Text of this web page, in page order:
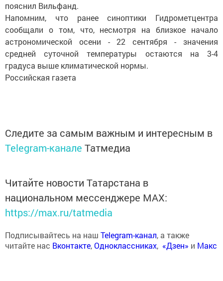
пояснил Вильфанд.
Напомним, что ранее синоптики Гидрометцентра
сообщали о том, что, несмотря на близкое начало
астрономической осени - 22 сентября - значения
средней суточной температуры остаются на 3-4
градуса выше климатической нормы.
Российская газета
Следите за самым важным и интересным в
Telegram-канале Татмедиа
Читайте новости Татарстана в
национальном мессенджере MАХ:
https://max.ru/tatmedia
Подписывайтесь на наш Telegram-канал, а также
читайте нас Вконтакте,Одноклассниках, «Дзен» и Макс